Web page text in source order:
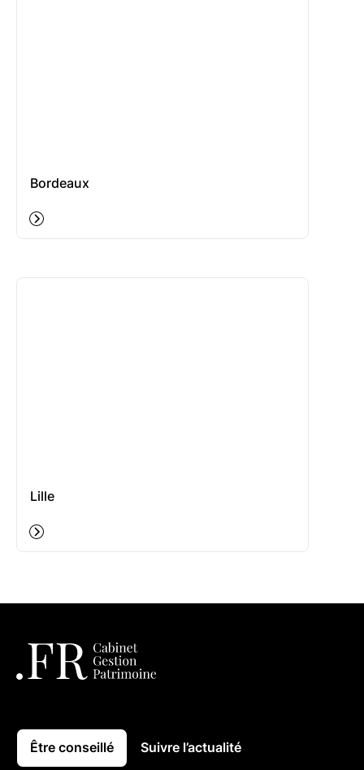
Bordeaux
Lille
Être conseillé Suivre l’actualité